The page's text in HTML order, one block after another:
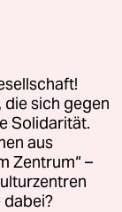
die sich gegen
Solidarität.
aus
Zentrum“ –
dabei?